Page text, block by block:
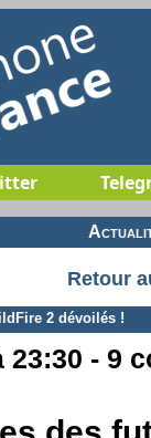
Retour
2 dévoilés !
23:30 - 9